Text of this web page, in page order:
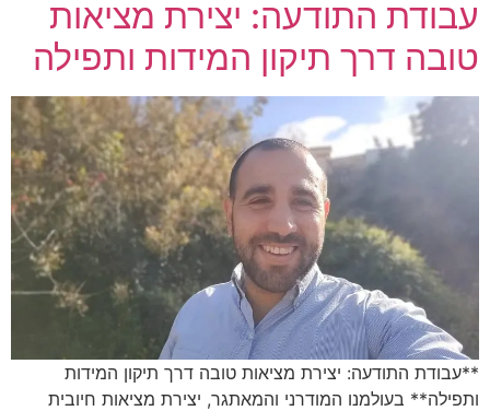
עבודת התודעה: יצירת מציאות
טובה דרך תיקון המידות ותפילה
**עבודת התודעה: יצירת מציאות טובה דרך תיקון המידות
ותפילה** בעולמנו המודרני והמאתגר, יצירת מציאות חיובית